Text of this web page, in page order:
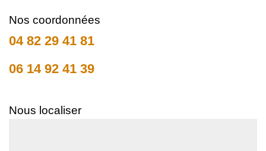
Nos coordonnées
04 82 29 41 81
06 14 92 41 39
Nous localiser